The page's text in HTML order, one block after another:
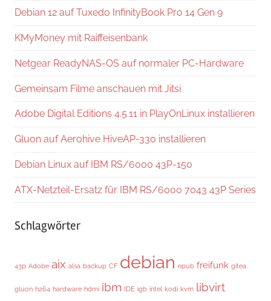
Debian 12 auf Tuxedo InfinityBook Pro 14 Gen 9
KMyMoney mit Raiffeisenbank
Netgear ReadyNAS-OS auf normaler PC-Hardware
Gemeinsam Filme anschauen mit Jitsi
Adobe Digital Editions 4.5.11 in PlayOnLinux installieren
Gluon auf Aerohive HiveAP-330 installieren
Debian Linux auf IBM RS/6000 43P-150
ATX-Netzteil-Ersatz für IBM RS/6000 7043 43P Series
Schlagwörter
43p Adobe aix alsa backup CF debian epub freifunk gitea
gluon h264 hardware hdmi ibm IDE igb intel kodi kvm libvirt